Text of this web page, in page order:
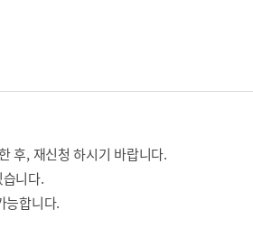
후, 재신청 하시기 바랍니다.
니다.
능합니다.